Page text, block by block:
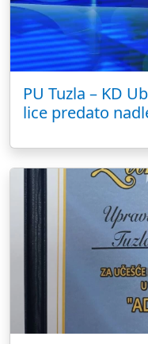
PU Tuzla – KD
lice predato